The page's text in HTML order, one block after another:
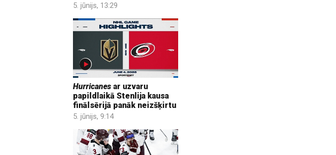
5. jūnijs, 13:29
Hurricanes ar uzvaru
papildlaikā Stenlija kausa
finālsērijā panāk neizšķirtu
5. jūnijs, 9:14